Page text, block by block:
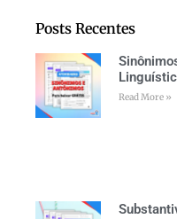
Posts Recentes
Read More »